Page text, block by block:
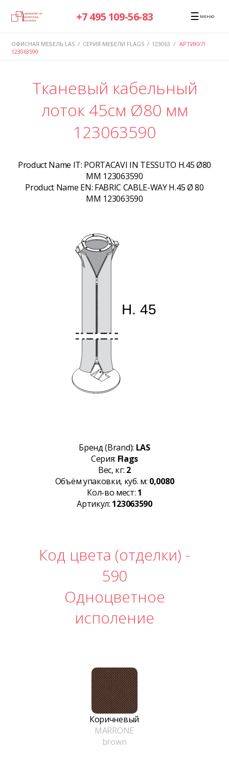
+7 495 109-56-83 ☰ МЕНЮ
ОФИСНАЯ МЕБЕЛЬ LAS / СЕРИЯ МЕБЕЛИ FLAGS / 123063 / АРТИКУЛ
123063590
Тканевый кабельный
лоток 45см Ø80 мм
123063590
Product Name IT: PORTACAVI IN TESSUTO H.45 Ø80
MM 123063590
Product Name EN: FABRIC CABLE-WAY H.45 Ø 80
MM 123063590
Бренд (Brand): LAS
Серия: Flags
Вес, кг: 2
Объём упаковки, куб. м: 0,0080
Кол-во мест: 1
Артикул: 123063590
Код цвета (отделки) -
590
Одноцветное
исполение
Коричневый
MARRONE
brown